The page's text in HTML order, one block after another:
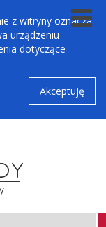
z witryny oznacza
urządzeniu
dotyczące
Akceptuję